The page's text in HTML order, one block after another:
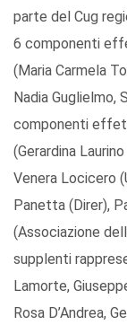
parte del Cug
6 componenti
(Maria Carmela
Nadia Guglielmo,
componenti
(Gerardina
Venera Locicero
Panetta (Direr),
(Associazione
supplenti
Lamorte,
Rosa D’Andrea,